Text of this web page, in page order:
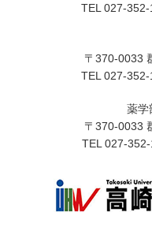
TEL 027-
〒370-0033
TEL 027-
薬学
〒370-0033
TEL 027-